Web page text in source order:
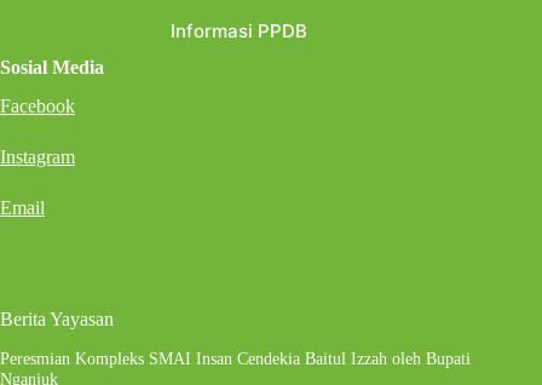
Informasi PPDB
Sosial Media
Facebook
Instagram
Email
Berita Yayasan
Peresmian Kompleks SMAI Insan Cendekia Baitul Izzah oleh Bupati
Nganjuk